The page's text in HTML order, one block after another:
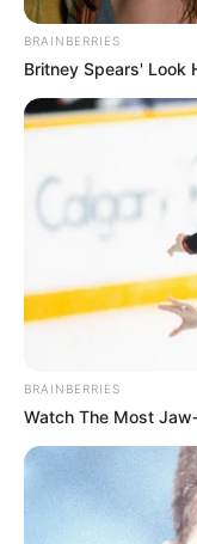
BRAINBERRIES
Britney Spears' Look
BRAINBERRIES
Watch The Most